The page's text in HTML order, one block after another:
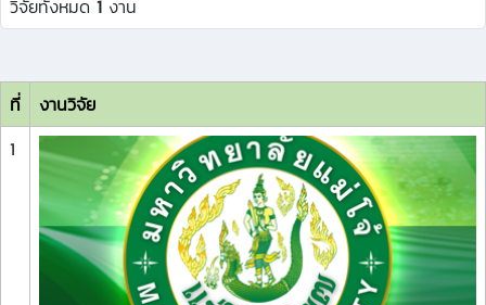
วิจัยทั้งหมด 1 งาน
ที่
งานวิจัย
1